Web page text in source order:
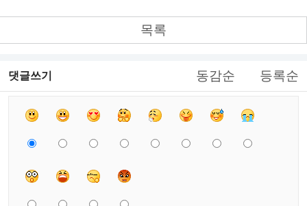
목록
댓글쓰기 동감순 등록순